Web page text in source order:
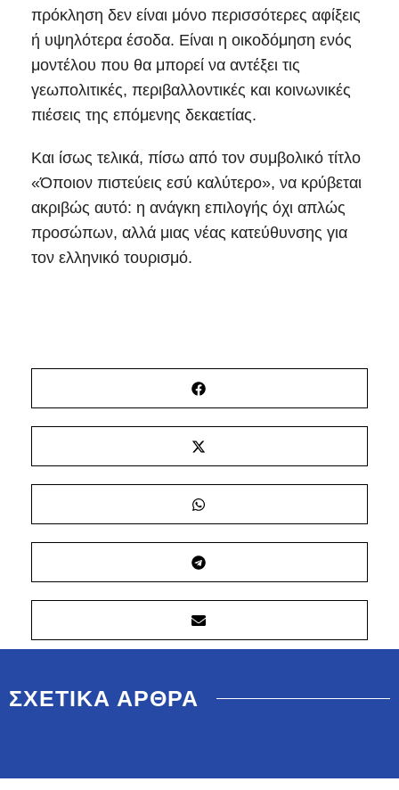
πρόκληση δεν είναι μόνο περισσότερες αφίξεις
ή υψηλότερα έσοδα. Είναι η οικοδόμηση ενός
μοντέλου που θα μπορεί να αντέξει τις
γεωπολιτικές, περιβαλλοντικές και κοινωνικές
πιέσεις της επόμενης δεκαετίας.
Και ίσως τελικά, πίσω από τον συμβολικό τίτλο
«Όποιον πιστεύεις εσύ καλύτερο», να κρύβεται
ακριβώς αυτό: η ανάγκη επιλογής όχι απλώς
προσώπων, αλλά μιας νέας κατεύθυνσης για
τον ελληνικό τουρισμό.
ΣΧΕΤΙΚΑ ΑΡΘΡΑ